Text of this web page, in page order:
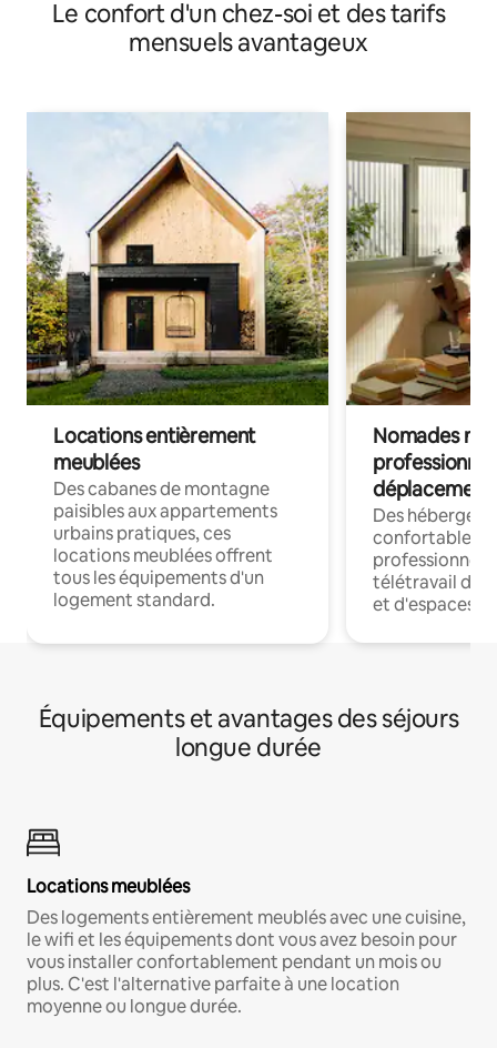
Le confort d'un chez-soi et des tarifs
mensuels avantageux
Locations entièrement
meublées
Des cabanes de montagne
paisibles aux appartements
urbains pratiques, ces
locations meublées offrent
tous les équipements d'un
logement standard.
Nomades
déplacement
Des
confortables
professionnels
télétravail
et d'espaces
Équipements et avantages des séjours
longue durée
Locations meublées
Des logements entièrement meublés avec une cuisine,
le wifi et les équipements dont vous avez besoin pour
vous installer confortablement pendant un mois ou
plus. C'est l'alternative parfaite à une location
moyenne ou longue durée.